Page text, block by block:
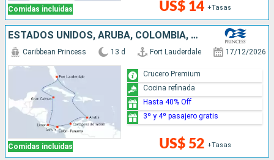
Comidas incluidas US$ 14 +Tasas
ESTADOS UNIDOS, ARUBA, COLOMBIA, PANAMÁ, COSTA RICA, ISLAS CAIMÁN
Comidas incluidas
Caribbean Princess 13 d Fort Lauderdale 17/12/2026
US$ 52 +Tasas
Crucero Premium
Cocina refinada
Hasta 40% Off
3º y 4º pasajero gratis